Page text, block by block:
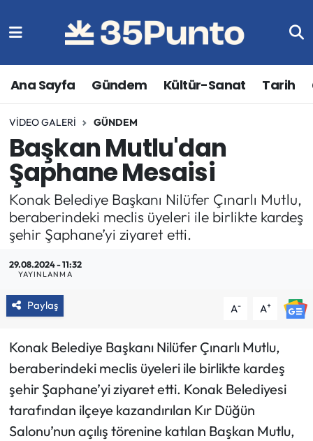
Ana Sayfa Gündem Kültür-Sanat Tarih
VIDEO GALERI GÜNDEM
Başkan Mutlu'dan
Şaphane Mesaisi
Konak Belediye Başkanı Nilüfer Çınarlı Mutlu,
beraberindeki meclis üyeleri ile birlikte kardeş
şehir Şaphane’yi ziyaret etti.
29.08.2024 - 11:32
YAYINLANMA
Paylaş A- A+
Konak Belediye Başkanı Nilüfer Çınarlı Mutlu,
beraberindeki meclis üyeleri ile birlikte kardeş
şehir Şaphane’yi ziyaret etti. Konak Belediyesi
tarafından ilçeye kazandırılan Kır Düğün
Salonu’nun açılış törenine katılan Başkan Mutlu,